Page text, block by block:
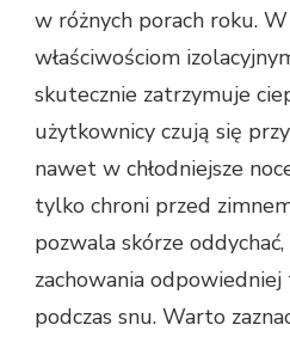
w różnych porach roku.
właściwościom
skutecznie zatrzymuje
użytkownicy czują się
nawet w chłodniejsze
tylko chroni przed
pozwala skórze
zachowania
podczas snu. Warto